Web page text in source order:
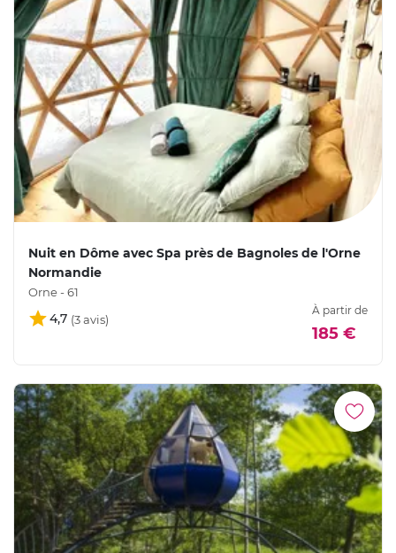
Nuit en Dôme avec Spa près de Bagnoles de l'Orne
Normandie
Orne - 61
4,7
À partir de
185 €